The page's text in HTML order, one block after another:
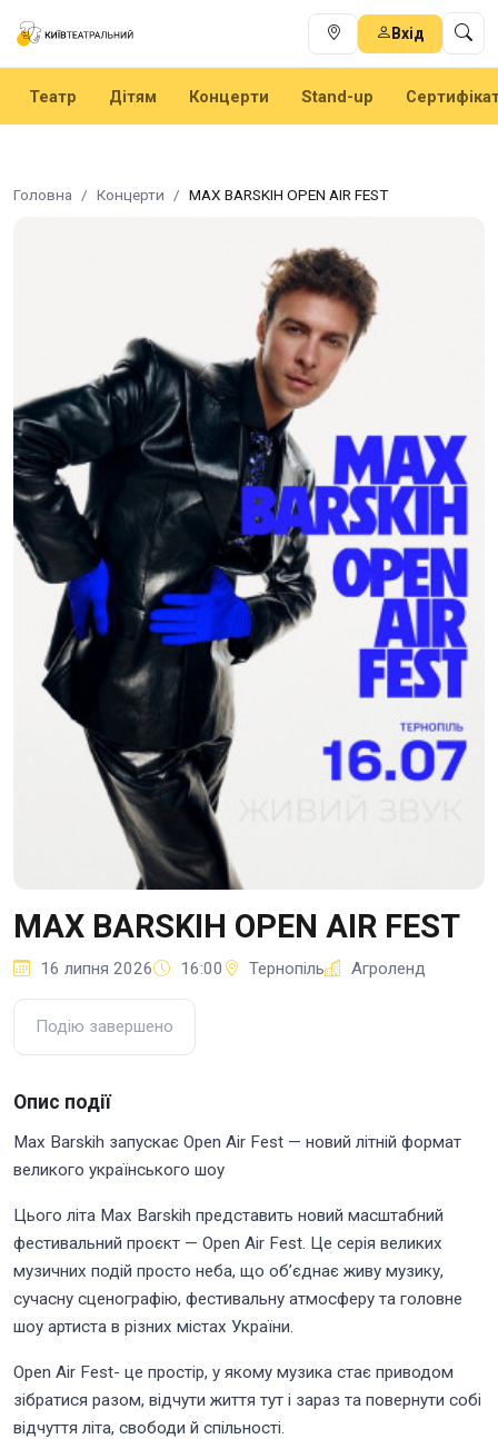
Вхід
Театр Дітям Концерти Stand-up
Головна Концерти MAX BARSKIH OPEN AIR FEST
MAX BARSKIH OPEN AIR FEST
16 липня 2026 16:00 Тернопіль Агроленд
Подію завершено
Опис події
Max Barskih запускає Open Air Fest — новий літній формат
великого українського шоу
Цього літа Max Barskih представить новий масштабний
фестивальний проєкт — Open Air Fest. Це серія великих
музичних подій просто неба, що об’єднає живу музику,
сучасну сценографію, фестивальну атмосферу та головне
шоу артиста в різних містах України.
Open Air Fest- це простір, у якому музика стає приводом
зібратися разом, відчути життя тут і зараз та повернути собі
відчуття літа, свободи й спільності.